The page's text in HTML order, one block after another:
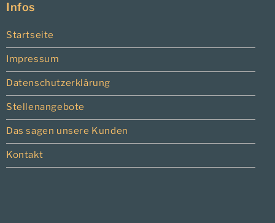
Infos
Startseite
Impressum
Datenschutzerklärung
Stellenangebote
Das sagen unsere Kunden
Kontakt